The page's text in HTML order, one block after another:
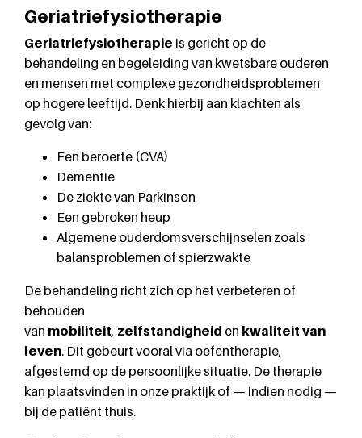
Geriatriefysiotherapie
Geriatriefysiotherapie is gericht op de
behandeling en begeleiding van kwetsbare ouderen
en mensen met complexe gezondheidsproblemen
op hogere leeftijd. Denk hierbij aan klachten als
gevolg van:
Een beroerte (CVA)
Dementie
De ziekte van Parkinson
Een gebroken heup
Algemene ouderdomsverschijnselen zoals
balansproblemen of spierzwakte
De behandeling richt zich op het verbeteren of
behouden
van mobiliteit, zelfstandigheid en kwaliteit van
leven. Dit gebeurt vooral via oefentherapie,
afgestemd op de persoonlijke situatie. De therapie
kan plaatsvinden in onze praktijk of — indien nodig —
bij de patiënt thuis.